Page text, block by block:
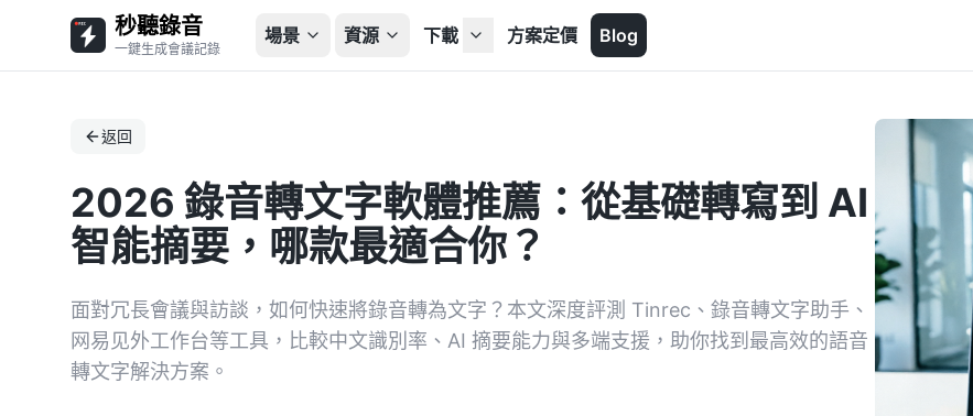
秒聽錄音
一鍵生成會議記錄
場景 資源 下載 方案定價 Blog
返回
2026 錄音轉文字軟體推薦：從基礎轉寫到 AI
智能摘要，哪款最適合你？
面對冗長會議與訪談，如何快速將錄音轉為文字？本文深度評測 Tinrec、錄音轉文字助手、
网易见外工作台等工具，比較中文識別率、AI 摘要能力與多端支援，助你找到最高效的語音
轉文字解決方案。